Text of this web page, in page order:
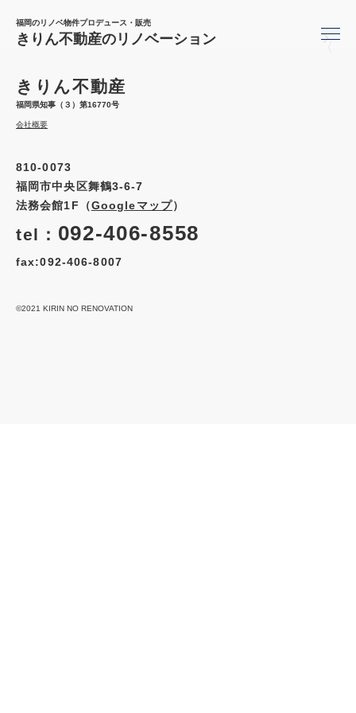
福岡のリノベ物件プロデュース・販売
きりん不動産のリノベーション
きりん不動産
福岡県知事（３）第16770号
会社概要
810-0073
福岡市中央区舞鶴3-6-7
法務会館1F（Googleマップ）
tel： 092-406-8558
fax:092-406-8007
©2021 KIRIN NO RENOVATION